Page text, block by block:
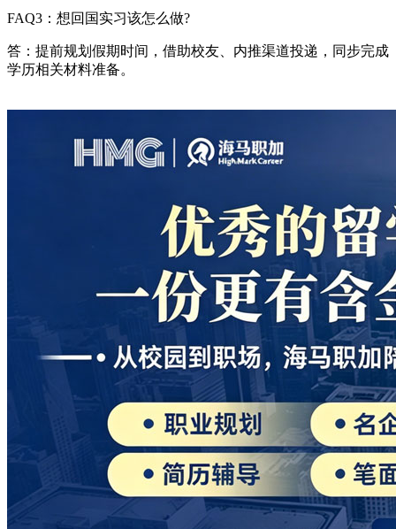
FAQ3：想回国实习该怎么做?
答：提前规划假期时间，借助校友、内推渠道投递，同步完成
学历相关材料准备。